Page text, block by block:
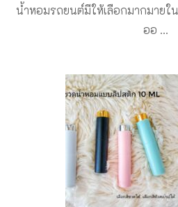
น้ำหอมรถยนต์มีให้เลือกมากมายใ
ออ …